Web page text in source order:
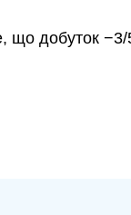
що добуток −3/